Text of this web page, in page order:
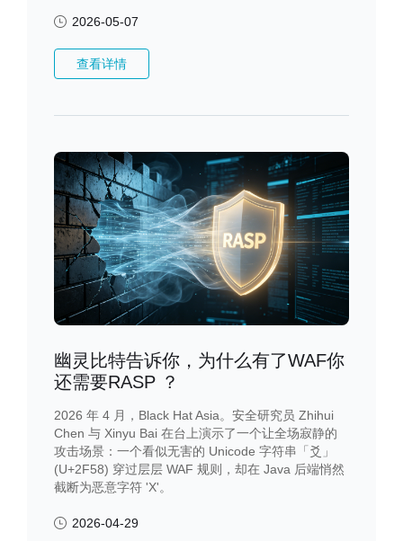
2026-05-07
查看详情
幽灵比特告诉你，为什么有了WAF你
还需要RASP ？
2026 年 4 月，Black Hat Asia。安全研究员 Zhihui
Chen 与 Xinyu Bai 在台上演示了一个让全场寂静的
攻击场景：一个看似无害的 Unicode 字符串「爻」
(U+2F58) 穿过层层 WAF 规则，却在 Java 后端悄然
截断为恶意字符 'X'。
2026-04-29